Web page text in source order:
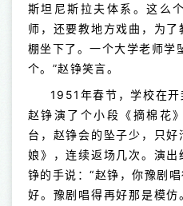
斯坦尼斯拉夫体系。这么
师，还要教地方戏曲，为
棚坐下了。一个大学老师学
个。”赵铮笑言。
1951年春节，学校在开
赵铮演了个小段《摘棉花
台，赵铮会的坠子少，只
娘》，连续返场几次。演
铮的手说：“赵铮，你豫剧
好。豫剧唱得再好那是模